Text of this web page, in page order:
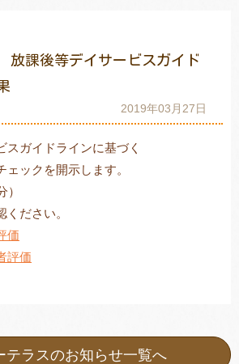
いて
レキング
課後等デイサービスガイド
2019年03月27日
スガイドラインに基づく
ェックを開示します。
）
ださい。
価
評価
テラスのお知らせ一覧へ